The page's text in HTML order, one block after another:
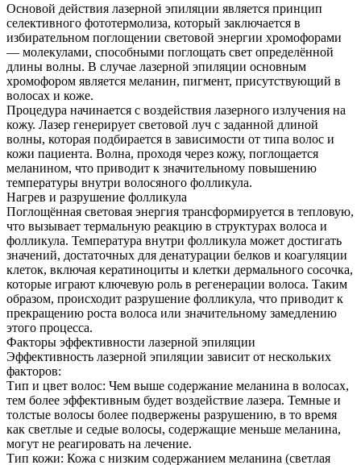
Основой действия лазерной эпиляции является принцип
селективного фототермолиза, который заключается в
избирательном поглощении световой энергии хромофорами
— молекулами, способными поглощать свет определённой
длины волны. В случае лазерной эпиляции основным
хромофором является меланин, пигмент, присутствующий в
волосах и коже.
Процедура начинается с воздействия лазерного излучения на
кожу. Лазер генерирует световой луч с заданной длиной
волны, которая подбирается в зависимости от типа волос и
кожи пациента. Волна, проходя через кожу, поглощается
меланином, что приводит к значительному повышению
температуры внутри волосяного фолликула.
Нагрев и разрушение фолликула
Поглощённая световая энергия трансформируется в тепловую,
что вызывает термальную реакцию в структурах волоса и
фолликула. Температура внутри фолликула может достигать
значений, достаточных для денатурации белков и коагуляции
клеток, включая кератиноциты и клетки дермального сосочка,
которые играют ключевую роль в регенерации волоса. Таким
образом, происходит разрушение фолликула, что приводит к
прекращению роста волоса или значительному замедлению
этого процесса.
Факторы эффективности лазерной эпиляции
Эффективность лазерной эпиляции зависит от нескольких
факторов:
Тип и цвет волос: Чем выше содержание меланина в волосах,
тем более эффективным будет воздействие лазера. Темные и
толстые волосы более подвержены разрушению, в то время
как светлые и седые волосы, содержащие меньше меланина,
могут не реагировать на лечение.
Тип кожи: Кожа с низким содержанием меланина (светлая